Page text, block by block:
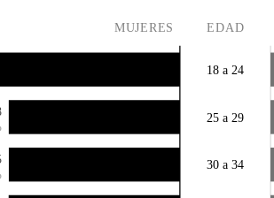
MUJERES EDAD
18 a 24
25 a 29
30 a 34